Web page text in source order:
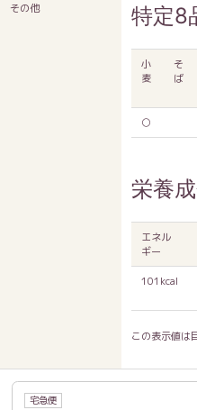
その他 特定8
小
麦
そ
ば
○
栄養
エネル
ギー
101kcal
この表示値は
宅急便